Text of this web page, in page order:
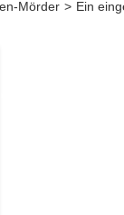
Mörder > Ein